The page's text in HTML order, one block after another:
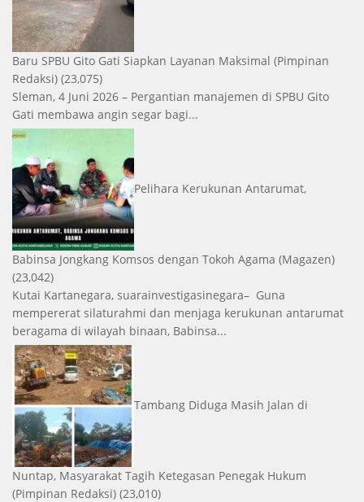
Baru SPBU Gito Gati Siapkan Layanan Maksimal (Pimpinan
Redaksi) (23,075)
Sleman, 4 Juni 2026 – Pergantian manajemen di SPBU Gito
Gati membawa angin segar bagi...
Pelihara Kerukunan Antarumat,
Babinsa Jongkang Komsos dengan Tokoh Agama (Magazen)
(23,042)
Kutai Kartanegara, suarainvestigasinegara– Guna
mempererat silaturahmi dan menjaga kerukunan antarumat
beragama di wilayah binaan, Babinsa...
Tambang Diduga Masih Jalan di
Nuntap, Masyarakat Tagih Ketegasan Penegak Hukum
(Pimpinan Redaksi) (23,010)